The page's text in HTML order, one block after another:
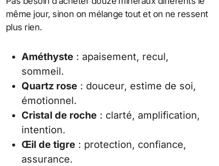
même jour, sinon on mélange tout et on ne ressent
plus rien.
Améthyste : apaisement, recul,
sommeil.
Quartz rose : douceur, estime de soi,
émotionnel.
Cristal de roche : clarté, amplification,
intention.
Œil de tigre : protection, confiance,
assurance.